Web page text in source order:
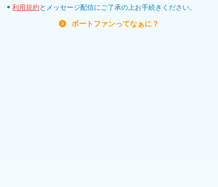
利用規約とメッセージ配信にご了承の上お手続きください。
ボートファンってなぁに？